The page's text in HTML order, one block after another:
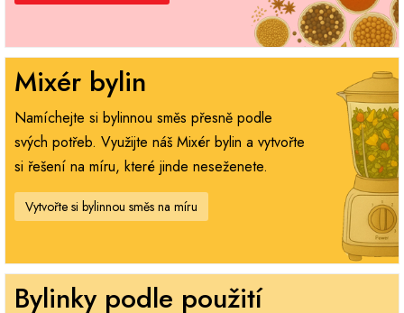
Mixér bylin
Namíchejte si bylinnou směs přesně podle
svých potřeb. Využijte náš Mixér bylin a vytvořte
si řešení na míru, které jinde neseženete.
Vytvořte si bylinnou směs na míru
Bylinky podle použití